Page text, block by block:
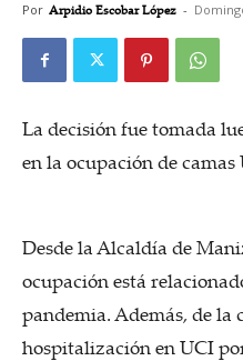
Por Arpidio Escobar López -
La decisión fue tomada
en la ocupación de camas
Desde la Alcaldía de
ocupación está
pandemia. Además, de la
hospitalización en UCI